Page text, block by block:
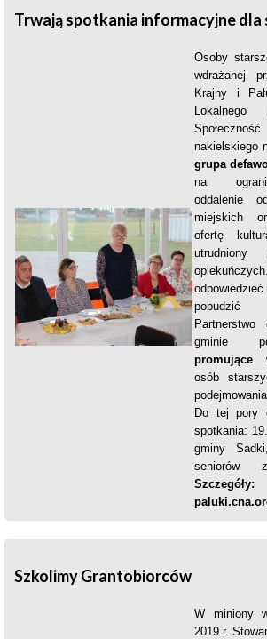
Trwają spotkania informacyjne dla
Osoby
wdrażanej
Krajny i
Lokalnego
nakielskiego
grupa
na
oddalenie
miejskich
ofertę
gminie
promujące
osób
Do tej pory
spotkania:
gminy
seniorów
Szkolimy Grantobiorców
W miniony
2019 r.